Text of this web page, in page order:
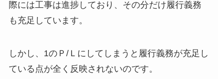
際には工事は進捗しており、その分だけ履行義務
も充足しています。
しかし、 1のＰ/Ｌにしてしまうと履行義務が充足し
ている点が全く反映されないのです。